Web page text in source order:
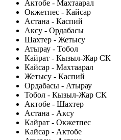
Актобе - Махтаарал
Окжетпес - Кайсар
Астана - Каспий
Аксу - Ордабасы
Шахтер - Жетысу
Атырау - Тобол
Кайрат - Кызыл-Жар СК
Кайсар - Махтаарал
Жетысу - Каспий
Ордабасы - Атырау
Тобол - Кызыл-Жар СК
Актобе - Шахтер
Астана - Аксу
Кайрат - Окжетпес
Кайсар - Актобе